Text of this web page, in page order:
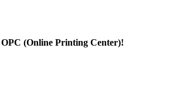
OPC (Online Printing Center)!